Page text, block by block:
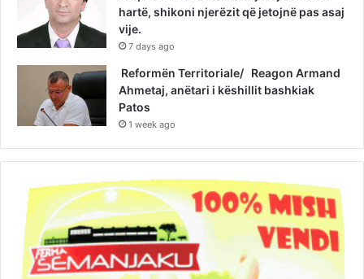
hartë, shikoni njerëzit që jetojnë pas asaj
vije.
7 days ago
Reformën Territoriale/ Reagon Armand
Ahmetaj, anëtari i këshillit bashkiak
Patos
1 week ago